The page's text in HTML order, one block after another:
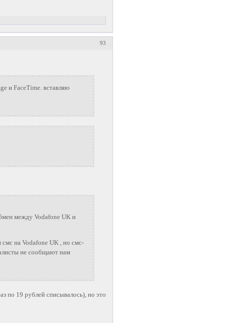
93
и FaceTime. вставляю
между Vodafone UK и
на Vodafone UK , но смс-
не сообщают нам
по 19 рублей списывалось), но это